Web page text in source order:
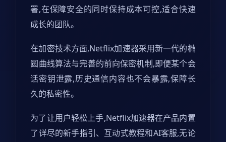
署,在保障安全的同时保持成本可控,适合快速
成长的团队。
在加密技术方面,Netflix加速器采用新一代的椭
圆曲线算法与完善的前向保密机制,即便某个会
话密钥泄露,历史通信内容也不会暴露,保障长
久的私密性。
为了让用户轻松上手,Netflix加速器在产品内置
了详尽的新手指引、互动式教程和AI客服,无论